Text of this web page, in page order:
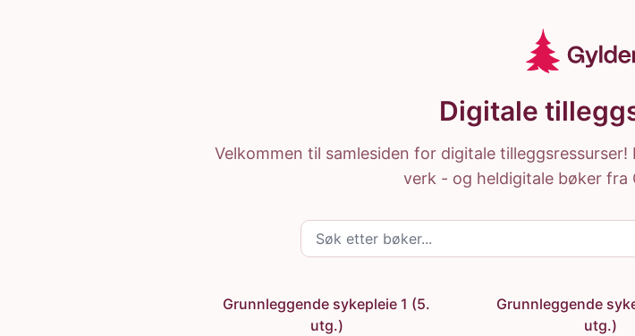
Digitale
Velkommen til samlesiden for digitale
verk - og heldigitale bøker fra
Søk etter bøker
Grunnleggende sykepleie 1 (5.
utg.)
Grunnleggende
utg.)